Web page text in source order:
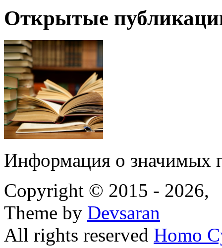
Открытые
Информация о значимых
Copyright © 2015 - 2026,
Theme by Devsaran
All rights reserved Homo